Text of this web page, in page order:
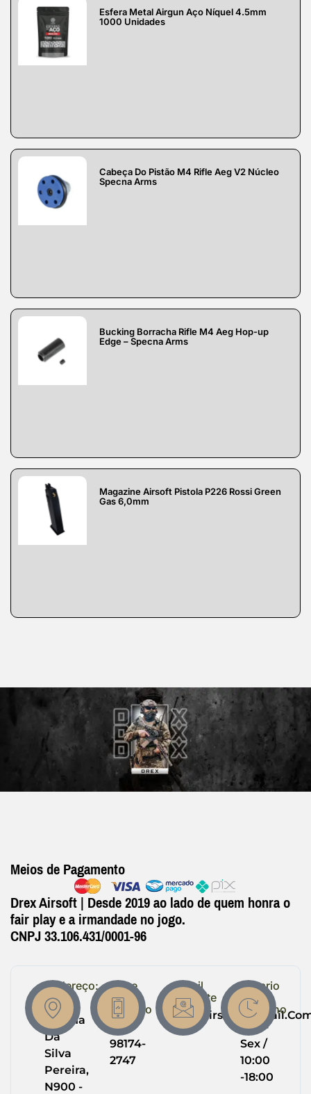
Esfera Metal Airgun Aço Níquel 4.5mm
1000 Unidades
Cabeça Do Pistão M4 Rifle Aeg V2 Núcleo
Specna Arms
Bucking Borracha Rifle M4 Aeg Hop-up
Edge – Specna Arms
Magazine Airsoft Pistola P226 Rossi Green
Gas 6,0mm
Meios de Pagamento
Drex Airsoft | Desde 2019 ao lado de quem honra o
fair play e a irmandade no jogo.
CNPJ 33.106.431/0001-96
Endereço:
R.
Helena
Da
Silva
Pereira,
N900 -
Entre
em
Contato
(64)
98174-
2747
Email
Suporte
Horario
de
Trabalho
Seg -
Sex /
10:00
-18:00